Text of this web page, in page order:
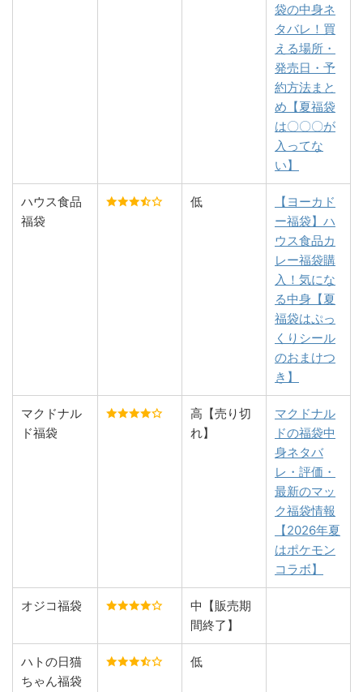
袋の中身ネ
タバレ！買
える場所・
発売日・予
約方法まと
め【夏福袋
は〇〇〇が
入ってな
い】
ハウス食品
福袋
低
【ヨーカド
ー福袋】ハ
ウス食品カ
レー福袋購
入！気にな
る中身【夏
福袋はぷっ
くりシール
のおまけつ
き】
マクドナル
ド福袋
高【売り切
れ】
マクドナル
ドの福袋中
身ネタバ
レ・評価・
最新のマッ
ク福袋情報
【2026年夏
はポケモン
コラボ】
オジコ福袋
中【販売期
間終了】
ハトの日猫
ちゃん福袋
低